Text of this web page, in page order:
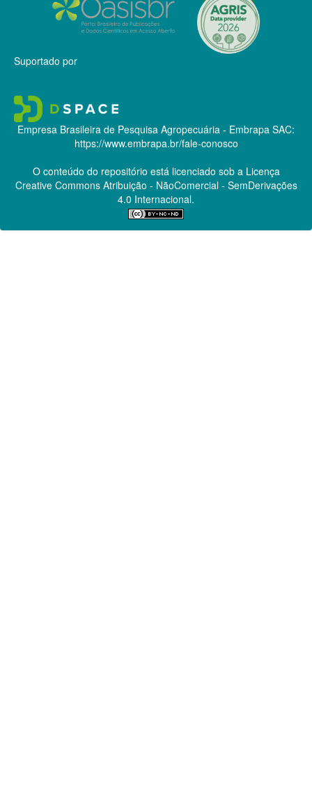
Suportado por
Empresa Brasileira de Pesquisa Agropecuária - Embrapa SAC:
https://www.embrapa.br/fale-conosco
O conteúdo do repositório está licenciado sob a Licença
Creative CommonsAtribuição - NãoComercial - SemDerivações
4.0 Internacional.